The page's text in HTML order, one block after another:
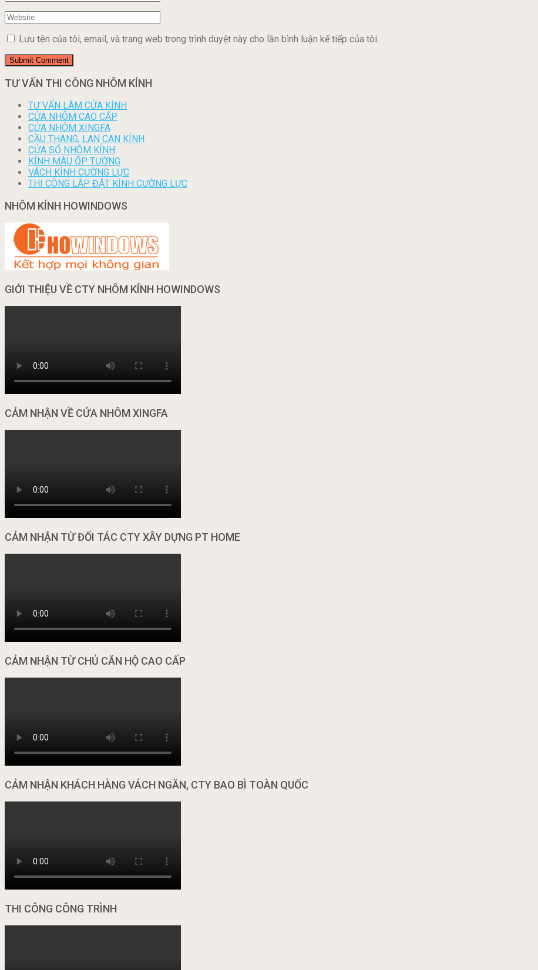
Lưu tên của tôi, email, và trang web trong trình duyệt này cho lần bình luận kế tiếp của tôi.
TƯ VẤN THI CÔNG NHÔM KÍNH
TƯ VẤN LÀM CỬA KÍNH
CỬA NHÔM CAO CẤP
CỬA NHÔM XINGFA
CẦU THANG, LAN CAN KÍNH
CỬA SỔ NHÔM KÍNH
KÍNH MÀU ỐP TƯỜNG
VÁCH KÍNH CƯỜNG LỰC
THI CÔNG LẮP ĐẶT KÍNH CƯỜNG LỰC
NHÔM KÍNH HOWINDOWS
GIỚI THIỆU VỀ CTY NHÔM KÍNH HOWINDOWS
CẢM NHẬN VỀ CỬA NHÔM XINGFA
CẢM NHẬN TỪ ĐỐI TÁC CTY XÂY DỰNG PT HOME
CẢM NHẬN TỪ CHỦ CĂN HỘ CAO CẤP
CẢM NHẬN KHÁCH HÀNG VÁCH NGĂN, CTY BAO BÌ TOÀN QUỐC
THI CÔNG CÔNG TRÌNH